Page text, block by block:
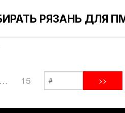
РЯЗАНЬ ДЛЯ
… 15